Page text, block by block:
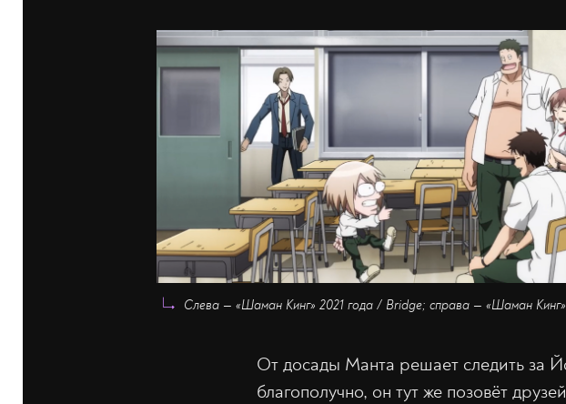
Слева — «Шаман Кинг» 2021 года / Bridge; справа — «Шаман
От досады Манта решает следить за
благополучно, он тут же позовёт